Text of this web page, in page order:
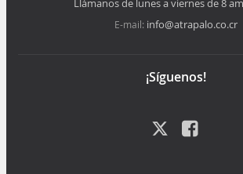
Llámanos de lunes a viernes de 8
E-mail: info@atrapalo.co.cr
¡Síguenos!